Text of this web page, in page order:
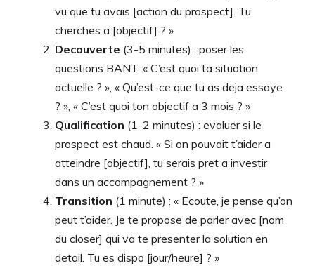
vu que tu avais [action du prospect]. Tu
cherches a [objectif] ? »
Decouverte (3-5 minutes) : poser les
questions BANT. « C’est quoi ta situation
actuelle ? », « Qu’est-ce que tu as deja essaye
? », « C’est quoi ton objectif a 3 mois ? »
Qualification (1-2 minutes) : evaluer si le
prospect est chaud. « Si on pouvait t’aider a
atteindre [objectif], tu serais pret a investir
dans un accompagnement ? »
Transition (1 minute) : « Ecoute, je pense qu’on
peut t’aider. Je te propose de parler avec [nom
du closer] qui va te presenter la solution en
detail. Tu es dispo [jour/heure] ? »